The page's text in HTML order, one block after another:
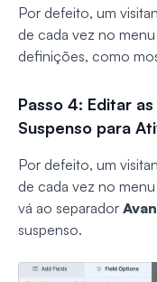
Por defeito, um
de cada vez no
definições, como
Passo 4: Editar
Suspenso para
Por defeito, um
de cada vez no
vá ao separador
suspenso.